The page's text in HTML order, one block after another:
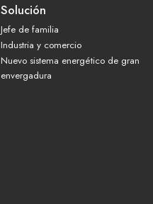
Solución
Jefe de familia
Industria y comercio
Nuevo sistema energético de gran
envergadura